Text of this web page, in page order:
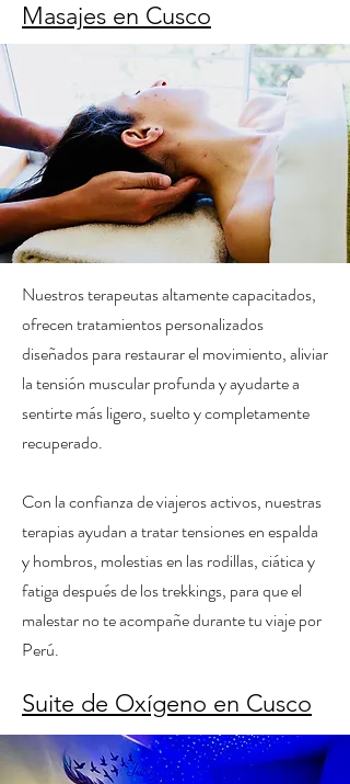
Masajes en Cusco
Nuestros terapeutas altamente capacitados,
ofrecen tratamientos personalizados
diseñados para restaurar el movimiento, aliviar
la tensión muscular profunda y ayudarte a
sentirte más ligero, suelto y completamente
recuperado.
Con la confianza de viajeros activos, nuestras
terapias ayudan a tratar tensiones en espalda
y hombros, molestias en las rodillas, ciática y
fatiga después de los trekkings, para que el
malestar no te acompañe durante tu viaje por
Perú.
Suite de Oxígeno en Cusco